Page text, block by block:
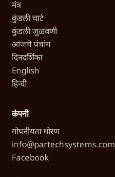
मंत्र
कुंडली चार्ट
कुंडली जुळवणी
आजचे पंचांग
दिनदर्शिका
English
हिन्दी
कंपनी
गोपनीयता धोरण
info@partechsystems.com
Facebook